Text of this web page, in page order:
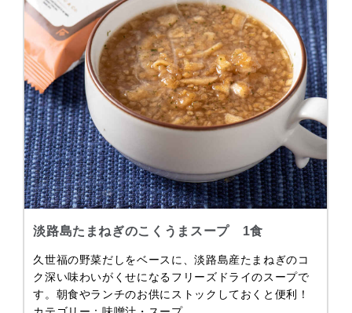
淡路島たまねぎのこくうまスープ 1食
久世福の野菜だしをベースに、淡路島産たまねぎのコ
ク深い味わいがくせになるフリーズドライのスープで
す。朝食やランチのお供にストックしておくと便利！